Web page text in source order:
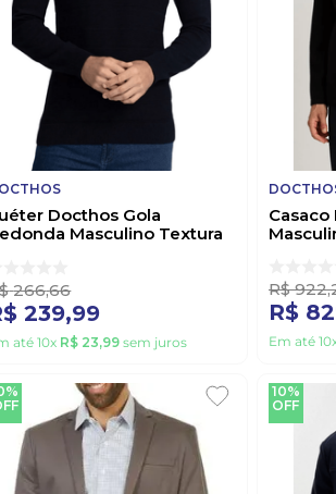
Docthos Gola
Masculino Textura
266,66
239,99
até10x R$ 23,99 sem juros
R$ 922,
R$
Em até 10
10%
OFF